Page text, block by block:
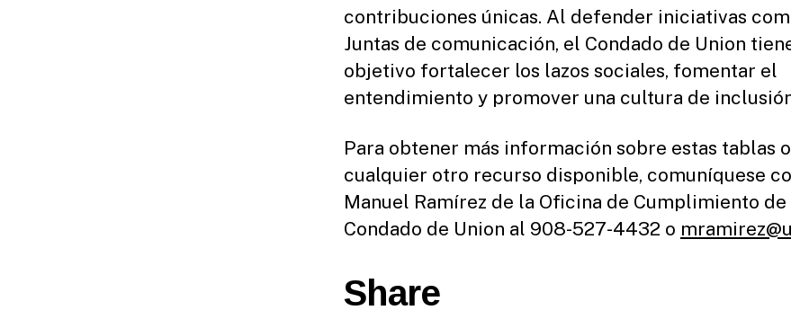
contribuciones únicas. Al defender iniciativas
Juntas de comunicación, el Condado de Union
objetivo fortalecer los lazos sociales, fomentar el
entendimiento y promover una cultura de
Para obtener más información sobre estas tablas o
cualquier otro recurso disponible, comuníquese
Manuel Ramírez de la Oficina de Cumplimiento de
Condado de Union al 908-527-4432 o
Share